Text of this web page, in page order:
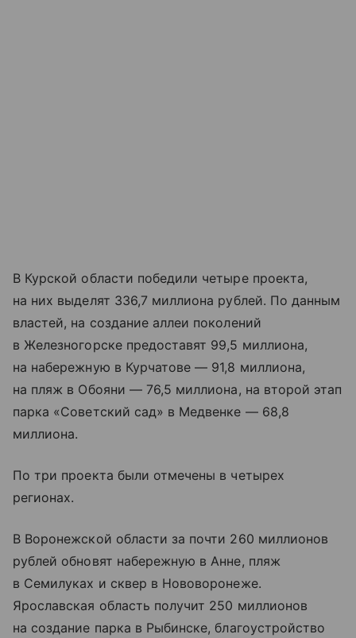
В Курской области победили четыре проекта,
на них выделят 336,7 миллиона рублей. По данным
властей, на создание аллеи поколений
в Железногорске предоставят 99,5 миллиона,
на набережную в Курчатове — 91,8 миллиона,
на пляж в Обояни — 76,5 миллиона, на второй этап
парка «Советский сад» в Медвенке — 68,8
миллиона.
По три проекта были отмечены в четырех
регионах.
В Воронежской области за почти 260 миллионов
рублей обновят набережную в Анне, пляж
в Семилуках и сквер в Нововоронеже.
Ярославская область получит 250 миллионов
на создание парка в Рыбинске, благоустройство